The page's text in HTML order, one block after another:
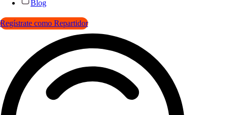
Blog
Regístrate como Repartidor